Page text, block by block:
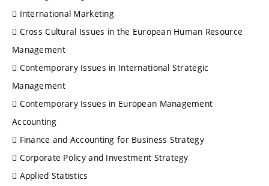
 International Marketing
 Cross Cultural Issues in the European Human Resource
Management
 Contemporary Issues in International Strategic
Management
 Contemporary Issues in European Management
Accounting
 Finance and Accounting for Business Strategy
 Corporate Policy and Investment Strategy
 Applied Statistics